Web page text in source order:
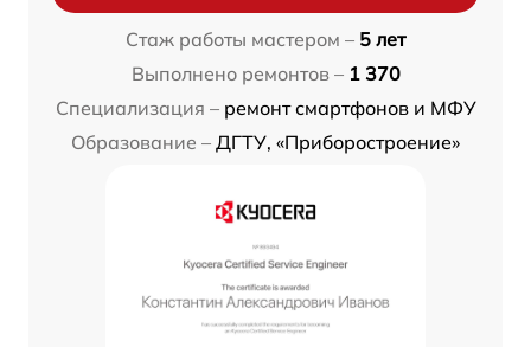
Стаж работы мастером – 5 лет
Выполнено ремонтов – 1 370
Специализация – ремонт смартфонов и МФУ
Образование – ДГТУ, «Приборостроение»